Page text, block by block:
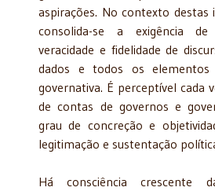
aspirações. No contexto destas
consolida-se a exigência
veracidade e fidelidade de
dados e todos os
governativa. É perceptível cada
de contas de governos e
grau de concreção e
legitimação e sustentação
Há consciência crescente